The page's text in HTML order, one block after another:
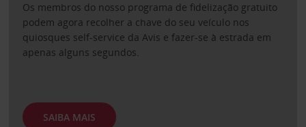
Os membros do nosso programa de fidelização gratuito
podem agora recolher a chave do seu veículo nos
quiosques self-service da Avis e fazer-se à estrada em
apenas alguns segundos.
SAIBA MAIS